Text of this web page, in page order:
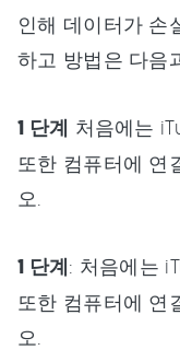
인해 데이터가 손
하고 방법은 다음
1 단계 처음에는
또한 컴퓨터에 연
오.
1 단계: 처음에는
또한 컴퓨터에 연
오.